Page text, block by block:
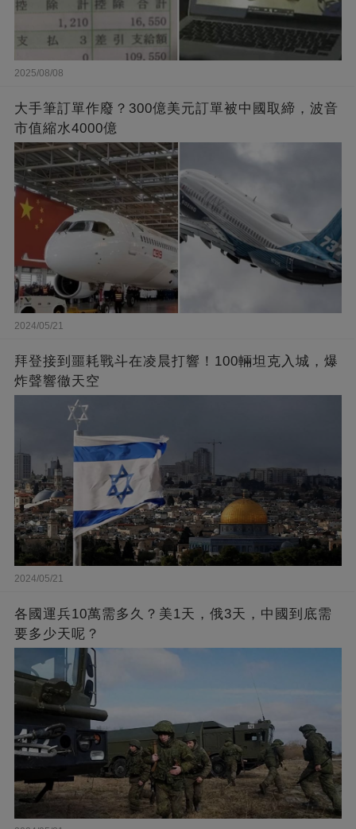
2025/08/08
大手筆訂單作廢？300億美元訂單被中國取締，波音
市值縮水4000億
2024/05/21
拜登接到噩耗戰斗在凌晨打響！100輛坦克入城，爆
炸聲響徹天空
2024/05/21
各國運兵10萬需多久？美1天，俄3天，中國到底需
要多少天呢？